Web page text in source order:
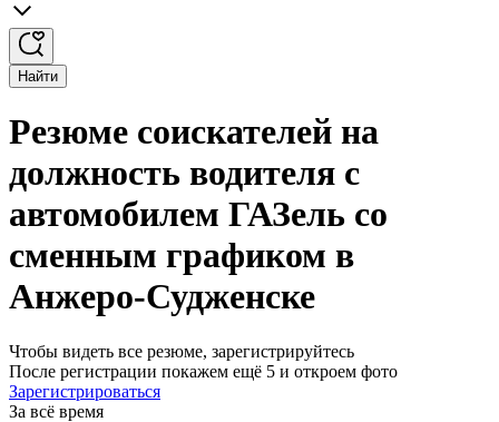
Найти
Резюме соискателей на
должность водителя с
автомобилем ГАЗель со
сменным графиком в
Анжеро-Судженске
Чтобы видеть все резюме, зарегистрируйтесь
После регистрации покажем ещё 5 и откроем фото
Зарегистрироваться
За всё время